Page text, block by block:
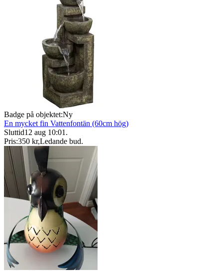
Badge på objektet:Ny
En mycket fin Vattenfontän (60cm hög)
Sluttid12 aug 10:01 .
Pris:350 kr,Ledande bud.